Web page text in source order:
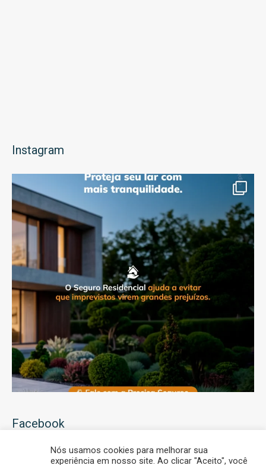
Instagram
Facebook
Nós usamos cookies para melhorar sua
experiência em nosso site. Ao clicar "Aceito", você